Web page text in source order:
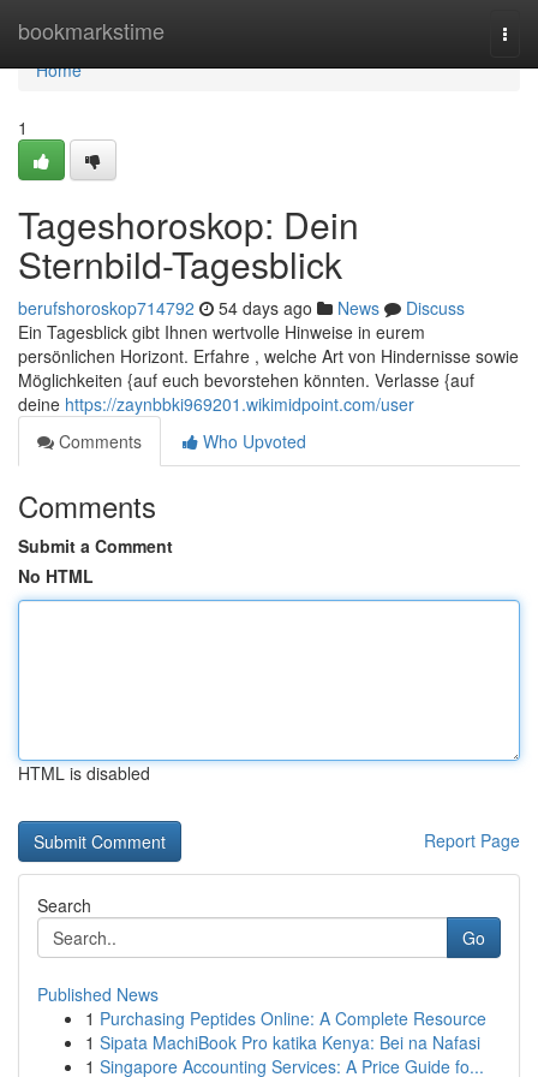
bookmarkstime
Home
Home
1
Tageshoroskop: Dein
Sternbild-Tagesblick
berufshoroskop714792 54 days ago News
Discuss
Ein Tagesblick gibt Ihnen wertvolle Hinweise in eurem
persönlichen Horizont. Erfahre , welche Art von Hindernisse sowie
Möglichkeiten {auf euch bevorstehen könnten. Verlasse {auf
deine https://zaynbbki969201.wikimidpoint.com/user
Comments
Who Upvoted
Comments
Submit a Comment
No HTML
HTML is disabled
Report Page
Search
Go
Published News
1 Purchasing Peptides Online: A Complete Resource
1 Sipata MachiBook Pro katika Kenya: Bei na Nafasi
1 Singapore Accounting Services: A Price Guide fo...